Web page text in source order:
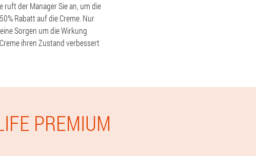
der Manager Sie an, um die
Rabatt auf die Creme. Nur
Sorgen um die Wirkung
ihren Zustand verbessert
PREMIUM